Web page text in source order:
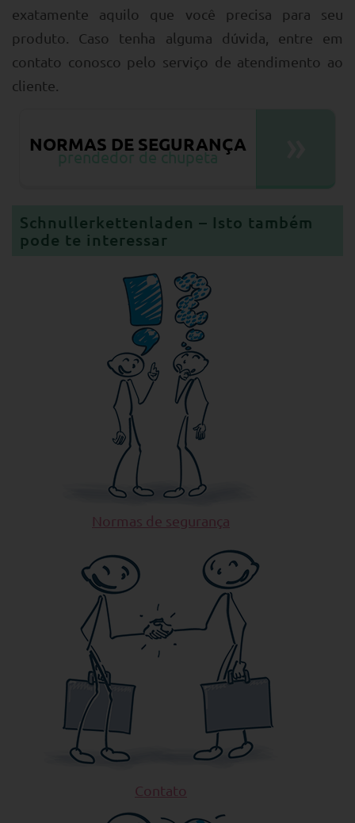
exatamente aquilo que você precisa para seu
produto. Caso tenha alguma dúvida, entre em
contato conosco pelo serviço de atendimento ao
cliente.
NORMAS DE SEGURANÇA
prendedor de chupeta
Schnullerkettenladen – Isto também
pode te interessar
Normas de segurança
Contato